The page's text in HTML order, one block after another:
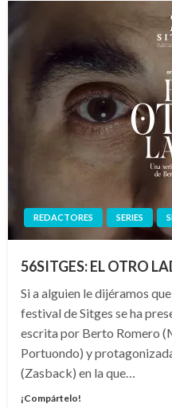
REDACTORES SERIES
56SITGES: EL OTRO
Si a alguien le dijéramos
festival de Sitges se ha
escrita por Berto Romero
Portuondo) y
(Zasback) en la que…
¡Compártelo!